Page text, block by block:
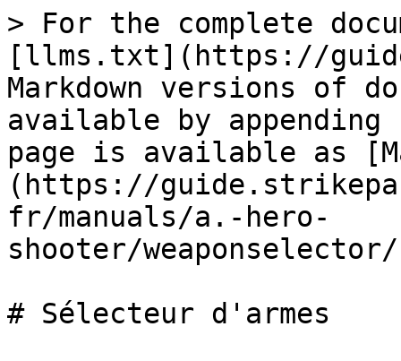
> For the complete
[llms.txt](https://
Markdown versions of
available by
page is available as
(https://
fr/manuals/a.-hero-
shooter/
# Sélecteur d'armes